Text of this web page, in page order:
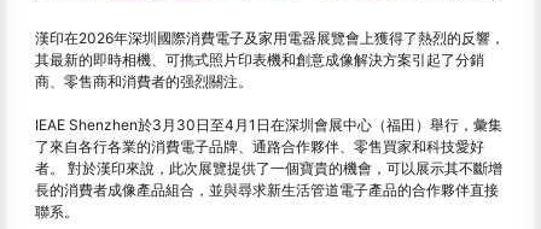
漢印在2026年深圳國際消費電子及家用電器展覽會上獲得了熱烈的反響，
其最新的即時相機、可擕式照片印表機和創意成像解決方案引起了分銷
商、零售商和消費者的强烈關注。
IEAE Shenzhen於3月30日至4月1日在深圳會展中心（福田）舉行，彙集
了來自各行各業的消費電子品牌、通路合作夥伴、零售買家和科技愛好
者。 對於漢印來說，此次展覽提供了一個寶貴的機會，可以展示其不斷增
長的消費者成像產品組合，並與尋求新生活管道電子產品的合作夥伴直接
聯系。